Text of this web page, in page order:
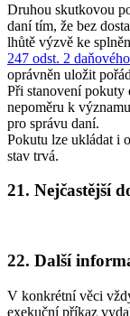
Druhou skutkovou
daní tím, že bez
lhůtě výzvě ke
247 odst. 2
oprávněn uložit
Při stanovení pokuty
nepoměru k
pro správu daní.
Pokutu lze ukládat i
stav trvá.
21. Nejčastější
22. Další
V konkrétní věci
exekuční příkaz